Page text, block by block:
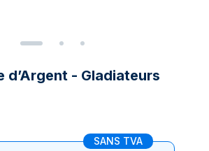
d’Argent - Gladiateurs
SANS TVA